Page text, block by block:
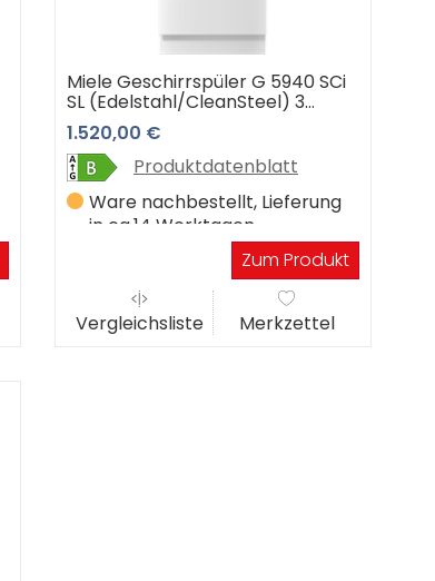
Miele Geschirrspüler G 5940 SCi
SL (Edelstahl/CleanSteel) 3
Jahre Premiumshop Garantie
1.520,00 €
Produktdatenblatt
Ware nachbestellt, Lieferung
in ca.14 Werktagen
Zum Produkt
Vergleichsliste Merkzettel